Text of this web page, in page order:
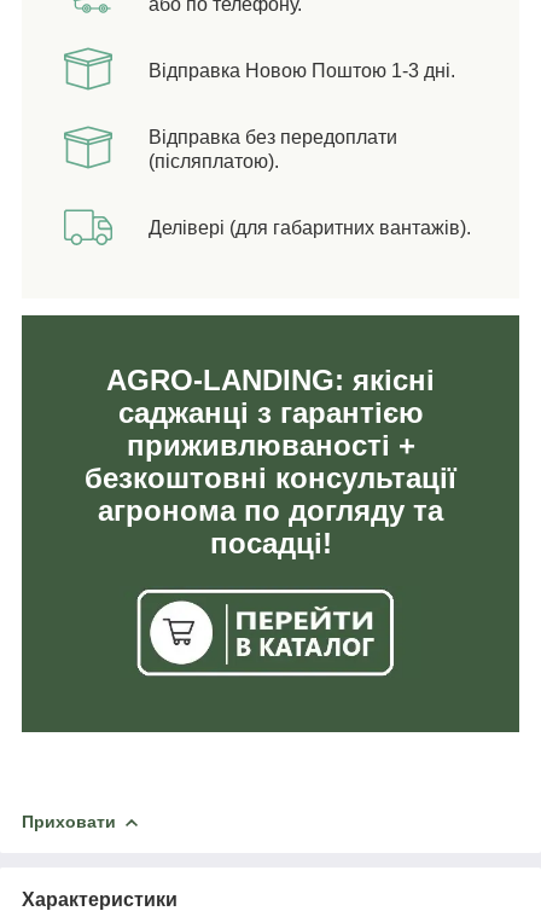
або по телефону.
Відправка Новою Поштою 1-3 дні.
Відправка без передоплати
(післяплатою).
Делівері (для габаритних вантажів).
AGRO-LANDING: якісні
саджанці з гарантією
приживлюваності +
безкоштовні консультації
агронома по догляду та
посадці!
Приховати
Характеристики